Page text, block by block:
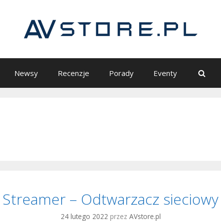
Newsy Recenzje Porady Eventy
Streamer – Odtwarzacz sieciowy
24 lutego 2022 przez AVstore.pl